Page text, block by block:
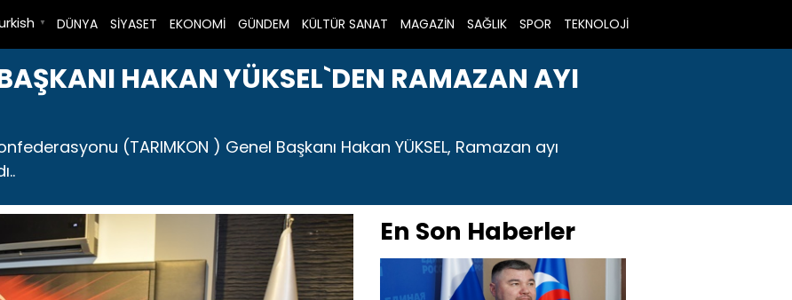
DÜNYA SİYASET EKONOMİ GÜNDEM KÜLTÜR SANAT MAGAZİN SAĞLIK SPOR TEKNOLOJİ
▼
HAKAN YÜKSEL`DEN RAMAZAN AYI
(TARIMKON ) Genel Başkanı Hakan YÜKSEL, Ramazan ayı
En Son Haberler